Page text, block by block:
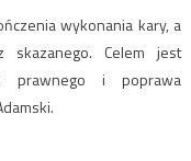
wykonania kary, a
Celem jest
prawnego i poprawa